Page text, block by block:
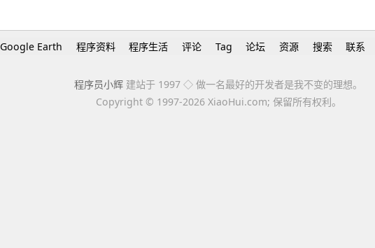
Google Earth 程序资料 程序生活 评论 Tag 论坛 资源 搜索 联系
程序员小辉 建站于 1997 ◇ 做一名最好的开发者是我不变的理想。
Copyright © 1997-2026 XiaoHui.com; 保留所有权利。